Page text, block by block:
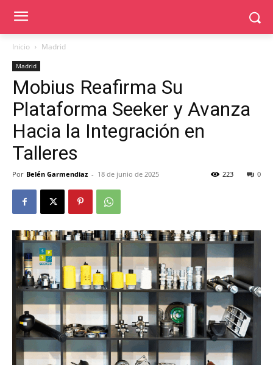
Inicio Madrid
Madrid
Mobius Reafirma Su
Plataforma Seeker y Avanza
Hacia la Integración en
Talleres
Por Belén Garmendiaz - 18 de junio de 2025 0
223